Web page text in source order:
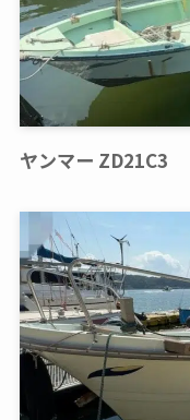
ヤンマー ZD21C3